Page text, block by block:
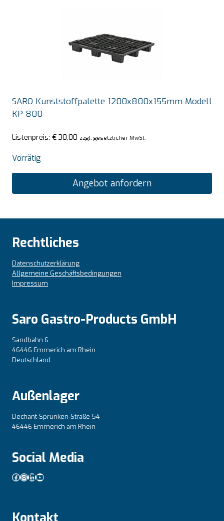
SARO Kunststoffpalette 1200x800x155mm Modell
KP 800
Listenpreis: € 30,00 zzgl. gesetzlicher MwSt.
Vorrätig
Angebot anfordern
Rechtliches
Datenschutzerklärung
Allgemeine Geschäftsbedingungen
Impressum
Saro Gastro-Products GmbH
Sandbahn 6
46446 Emmerich am Rhein
Deutschland
Außenlager
Dechant-Sprünken-Straße 54
46446 Emmerich am Rhein
Social Media
Facebook
Instagram
LinkedIn
YouTube
Kontakt